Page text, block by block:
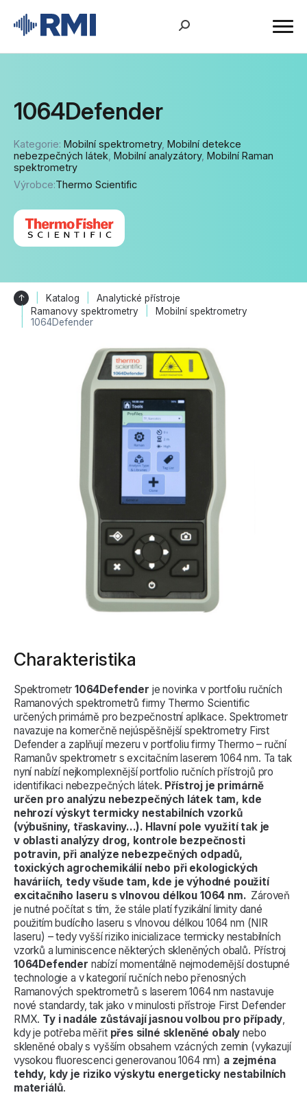
1064Defender
Kategorie: Mobilní spektrometry, Mobilní detekce
nebezpečných látek, Mobilní analyzátory, Mobilní Raman
spektrometry
Výrobce:Thermo Scientific
↑ Katalog
Analytické přístroje
Ramanovy spektrometry
Mobilní spektrometry
1064Defender
Charakteristika
Spektrometr 1064Defender je novinka v portfoliu ručních
Ramanových spektrometrů firmy Thermo Scientific
určených primárně pro bezpečnostní aplikace. Spektrometr
navazuje na komerčně nejúspěšnější spektrometry First
Defender a zaplňují mezeru v portfoliu firmy Thermo – ruční
Ramanův spektrometr s excitačním laserem 1064 nm. Ta tak
nyní nabízí nejkomplexnější portfolio ručních přístrojů pro
identifikaci nebezpečných látek. Přístroj je primárně
určen pro analýzu nebezpečných látek tam, kde
nehrozí výskyt termicky nestabilních vzorků
(výbušniny, třaskaviny…). Hlavní pole využití tak je
v oblasti analýzy drog, kontrole bezpečnosti
potravin, při analýze nebezpečných odpadů,
toxických agrochemikálií nebo při ekologických
haváriích, tedy všude tam, kde je výhodné použití
excitačního laseru s vlnovou délkou 1064 nm.Zároveň
je nutné počítat s tím, že stále platí fyzikální limity dané
použitím budícího laseru s vlnovou délkou 1064 nm (NIR
laseru) – tedy vyšší riziko inicializace termicky nestabilních
vzorků a luminiscence některých skleněných obalů. Přístroj
1064Defender nabízí momentálně nejmodernější dostupné
technologie a v kategorií ručních nebo přenosných
Ramanových spektrometrů s laserem 1064 nm nastavuje
nové standardy, tak jako v minulosti přístroje First Defender
RMX. Ty i nadále zůstávají jasnou volbou pro případy,
kdy je potřeba měřit přes silné skleněné obaly nebo
skleněné obaly s vyšším obsahem vzácných zemin (vykazují
vysokou fluorescenci generovanou 1064 nm) a zejména
tehdy, kdy je riziko výskytu energeticky nestabilních
materiálů.